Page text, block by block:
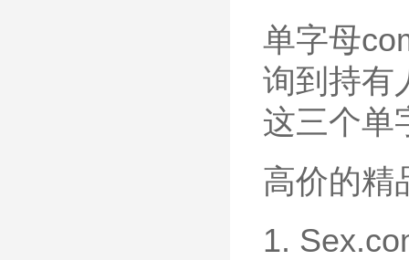
单字母
询到持有
这三个单
高价的精
1.